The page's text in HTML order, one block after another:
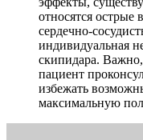
относятся острые
сердечно-
индивидуальная
скипидара.
пациент
избежать
максимальную